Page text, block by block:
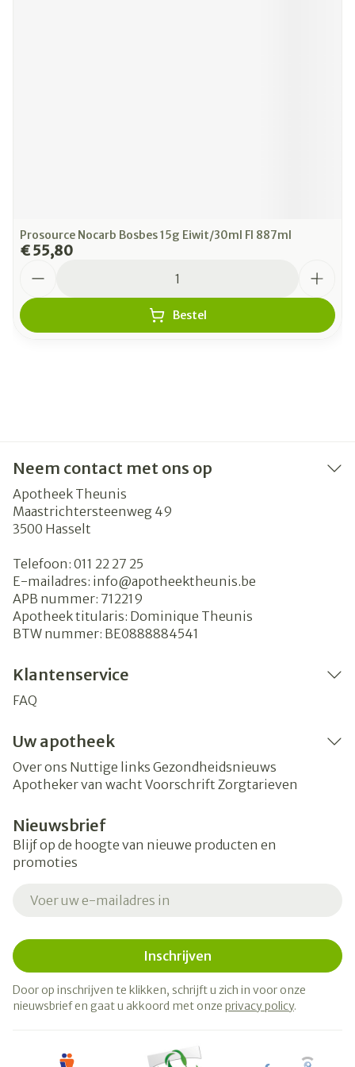
Prosource Nocarb Bosbes 15g Eiwit/30ml Fl 887ml
€ 55,80
Bestel
Neem contact met ons op
Apotheek Theunis
Maastrichtersteenweg 49
3500 Hasselt
Telefoon: 011 22 27 25
E-mailadres: info@apotheektheunis.be
APB nummer: 712219
Apotheek titularis: Dominique Theunis
BTW nummer: BE0888884541
Klantenservice
FAQ
Uw apotheek
Over ons Nuttige links Gezondheidsnieuws
Apotheker van wacht Voorschrift Zorgtarieven
Nieuwsbrief
Blijf op de hoogte van nieuwe producten en
promoties
Inschrijven
Door op inschrijven te klikken, schrijft u zich in voor onze
nieuwsbrief en gaat u akkoord met onze privacy policy.